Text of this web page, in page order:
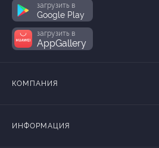
загрузить в
Google Play
загрузить в
AppGallery
КОМПАНИЯ
ИНФОРМАЦИЯ